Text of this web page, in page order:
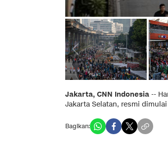
Jakarta, CNN Indonesia --
Jakarta Selatan, resmi
Bagikan: